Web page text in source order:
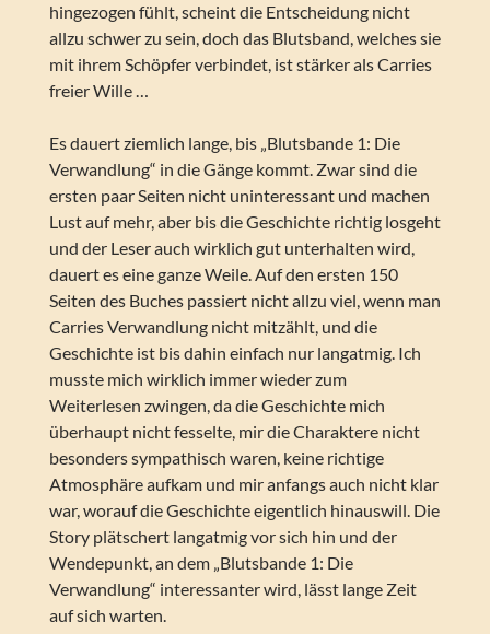
hingezogen fühlt, scheint die Entscheidung nicht
allzu schwer zu sein, doch das Blutsband, welches sie
mit ihrem Schöpfer verbindet, ist stärker als Carries
freier Wille …
Es dauert ziemlich lange, bis „Blutsbande 1: Die
Verwandlung“ in die Gänge kommt. Zwar sind die
ersten paar Seiten nicht uninteressant und machen
Lust auf mehr, aber bis die Geschichte richtig losgeht
und der Leser auch wirklich gut unterhalten wird,
dauert es eine ganze Weile. Auf den ersten 150
Seiten des Buches passiert nicht allzu viel, wenn man
Carries Verwandlung nicht mitzählt, und die
Geschichte ist bis dahin einfach nur langatmig. Ich
musste mich wirklich immer wieder zum
Weiterlesen zwingen, da die Geschichte mich
überhaupt nicht fesselte, mir die Charaktere nicht
besonders sympathisch waren, keine richtige
Atmosphäre aufkam und mir anfangs auch nicht klar
war, worauf die Geschichte eigentlich hinauswill. Die
Story plätschert langatmig vor sich hin und der
Wendepunkt, an dem „Blutsbande 1: Die
Verwandlung“ interessanter wird, lässt lange Zeit
auf sich warten.